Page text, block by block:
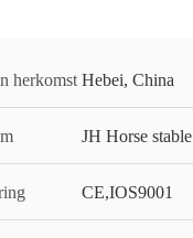
herkomst Hebei, China
JH Horse stable
CE,IOS9001